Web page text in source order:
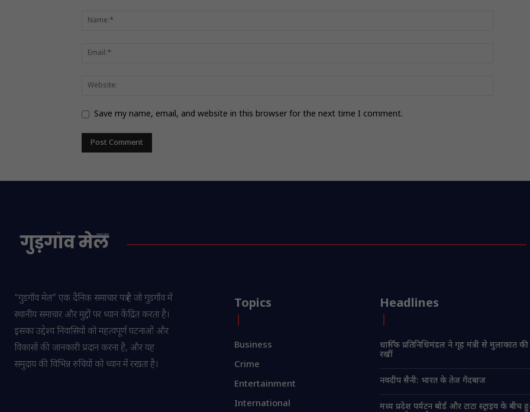
Save my name, email, and website in this browser for the next time I comment.
“गुडगाँव मेल” एक दैनिक समाचार पत्र है जो गुडगाँव में
स्थानीय समाचार और मुद्दों पर ध्यान केंद्रित करता है।
इसका उद्देश्य निवासियों को महत्वपूर्ण घटनाओं और
विकासों की जानकारी प्रदान करना है, और यह
समुदाय की विभिन्न रुचियों को ध्यान में रखता है।
Topics
Business
Crime
Entertainment
International
Headlines
धार्मिक प्रतिनिधिमंडल ने गृह मंत्री से मुलाकात
रखीं
नवदीप सैनी: भारत के तेज गेंदबाज
मध्य प्रदेश पर्यटन बोर्ड और टाटा स्ट्राइव के बीच